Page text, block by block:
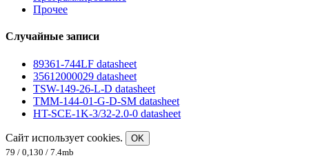
Прочее
Случайные записи
89361-744LF datasheet
35612000029 datasheet
TSW-149-26-L-D datasheet
TMM-144-01-G-D-SM datasheet
HT-SCE-1K-3/32-2.0-0 datasheet
Сайт использует cookies.
OK
79 / 0,130 / 7.4mb